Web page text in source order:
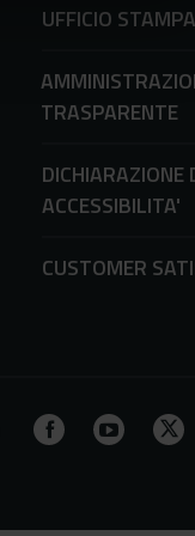
UFFICIO STAMPA
TRASPARENTE
DICHIARAZIONE
ACCESSIBILITA'
CUSTOMER